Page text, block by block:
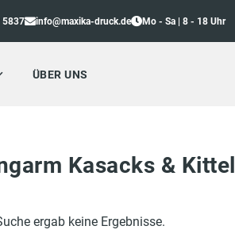
5837 info@maxika-druck.de Mo - Sa | 8 - 18 Uhr
ÜBER UNS
Kasacks & Kittel
ergab keine Ergebnisse.